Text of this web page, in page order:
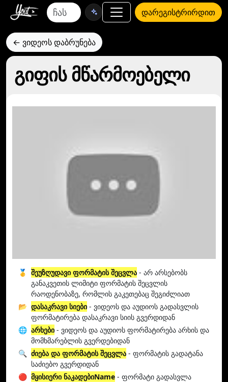
დარეგისტრირდით
← ვიდეოს დაბრუნება
გიფის მწარმოებელი
🥇 შეუზღუდავი ფორმატის შეცვლა - არ არსებობს
განაკვეთის ლიმიტი ფორმატის შეცვლის
რაოდენობაზე, რომლის გაკეთებაც შეგიძლიათ
📂 დასაკრავი სიები - ვიდეოს და აუდიოს გადასვლის
ფორმატირება დასაკრავი სიის გვერდიდან
🌐 არხები - ვიდეოს და აუდიოს ფორმატირება არხის და
მომხმარებლის გვერდებიდან
🔍 ძიება და ფორმატის შეცვლა - ფორმატის გადატანა
საძიებო გვერდიდან
🔴 მყისიერი ნაკადებიName - ფორმატი გადასვლა